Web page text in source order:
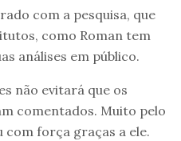
com a pesquisa, que
como Roman tem
análises em público.
não evitará que os
comentados. Muito pelo
força graças a ele.